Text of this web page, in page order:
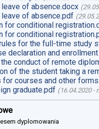
of absence.docx (
of absence.pdf (
for conditional
for conditional
for the full-time study
declaration and
conduct of remote
of the student taking a
for courses and other
graduate.pdf (16.04.2020-
dyplomowania